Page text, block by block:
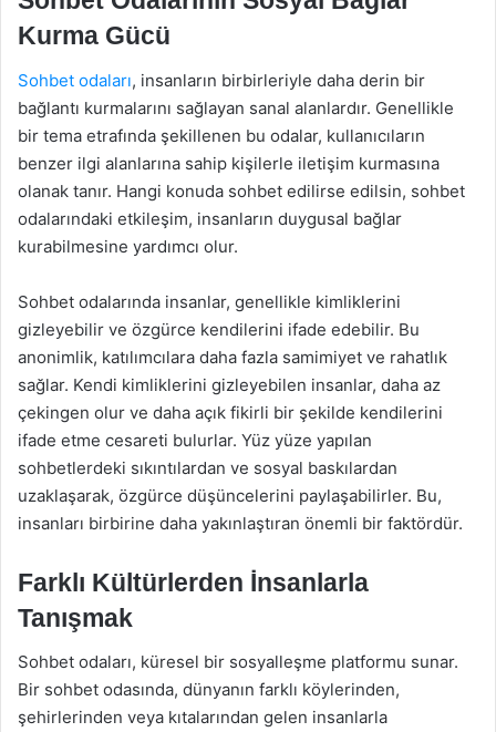
Kurma Gücü
Sohbet odaları, insanların birbirleriyle daha derin bir
bağlantı kurmalarını sağlayan sanal alanlardır. Genellikle
bir tema etrafında şekillenen bu odalar, kullanıcıların
benzer ilgi alanlarına sahip kişilerle iletişim kurmasına
olanak tanır. Hangi konuda sohbet edilirse edilsin, sohbet
odalarındaki etkileşim, insanların duygusal bağlar
kurabilmesine yardımcı olur.
Sohbet odalarında insanlar, genellikle kimliklerini
gizleyebilir ve özgürce kendilerini ifade edebilir. Bu
anonimlik, katılımcılara daha fazla samimiyet ve rahatlık
sağlar. Kendi kimliklerini gizleyebilen insanlar, daha az
çekingen olur ve daha açık fikirli bir şekilde kendilerini
ifade etme cesareti bulurlar. Yüz yüze yapılan
sohbetlerdeki sıkıntılardan ve sosyal baskılardan
uzaklaşarak, özgürce düşüncelerini paylaşabilirler. Bu,
insanları birbirine daha yakınlaştıran önemli bir faktördür.
Farklı Kültürlerden İnsanlarla
Tanışmak
Sohbet odaları, küresel bir sosyalleşme platformu sunar.
Bir sohbet odasında, dünyanın farklı köylerinden,
şehirlerinden veya kıtalarından gelen insanlarla